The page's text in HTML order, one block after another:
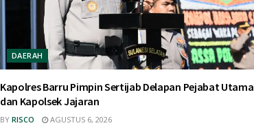
DAERAH
Kapolres Barru Pimpin Sertijab Delapan Pejabat Utama
dan Kapolsek Jajaran
BY RISCO AGUSTUS 6, 2026